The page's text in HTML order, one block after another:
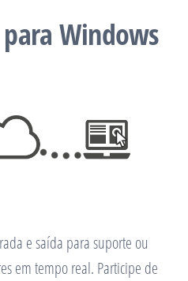
Windows
e saída para suporte ou
em tempo real. Participe de